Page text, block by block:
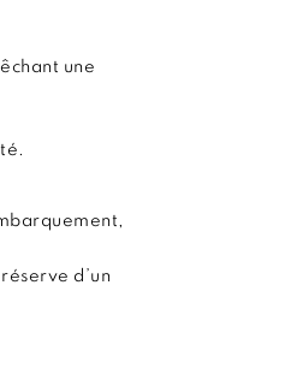
une
d’un